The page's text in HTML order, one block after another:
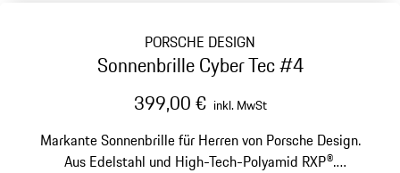
PORSCHE DESIGN
Sonnenbrille Cyber Tec #4
399,00 € inkl. MwSt
Markante Sonnenbrille für Herren von Porsche Design.
Aus Edelstahl und High-Tech-Polyamid RXP®.